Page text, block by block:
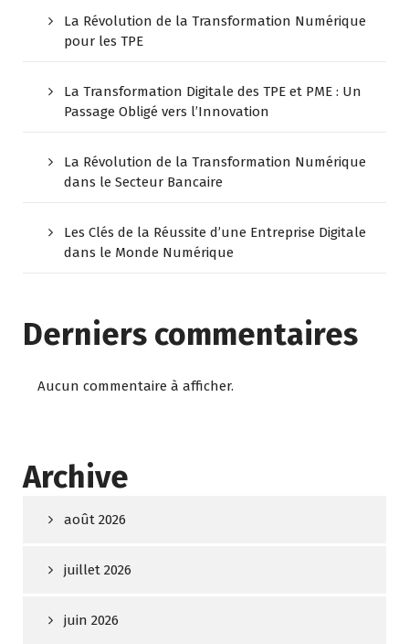
La Révolution de la Transformation Numérique
pour les TPE
La Transformation Digitale des TPE et PME : Un
Passage Obligé vers l’Innovation
La Révolution de la Transformation Numérique
dans le Secteur Bancaire
Les Clés de la Réussite d’une Entreprise Digitale
dans le Monde Numérique
Derniers commentaires
Aucun commentaire à afficher.
Archive
août 2026
juillet 2026
juin 2026